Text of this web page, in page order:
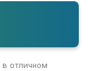
в отличном